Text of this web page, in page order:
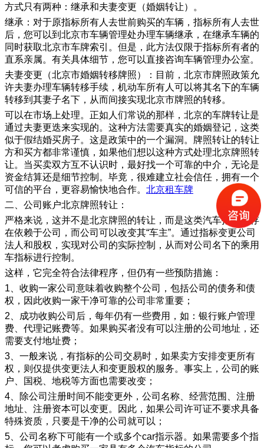
方式只有两种：继承和夫妻变更（婚姻转让）。
继承：对于原指标所有人去世前购买的车辆，指标所有人去世
后，您可以到北京市车辆管理处办理车辆继承，在继承车辆的
同时获取北京市车牌索引。但是，此方法仅限于指标所有者的
直系亲属。有关具体细节，您可以直接咨询车辆管理办公室。
夫妻变更（北京市婚姻转移牌照）：目前，北京市牌照政策允
许夫妻办理车辆转移手续，机动车所有人可以将其名下的车辆
转移到其妻子名下，从而间接实现北京市牌照的转移。
可以在市场上处理。正如人们常说的那样，北京的车牌转让是
通过夫妻更迭来实现的。这种方法需要真实的婚姻登记，这类
似于假结婚买房子。这是政策中的一个漏洞。牌照转让的转让
方和买方都非常谨慎，如果他们想以这种方式处理北京牌照转
让。当买卖双方互不认识时，最好找一个可靠的中介，无论是
资金结算还是细节控制。毕竟，很难建立社会信任，拥有一个
可信的平台，更容易愉快地合作。 北京租车牌
二、公司账户北京牌照转让：
严格来说，这并不是北京牌照的转让，而是这类汽车指标的存
在依赖于公司，而公司可以改变其“车主”。通过指标变更公司
法人和股权，实现对公司的实际控制，从而对公司名下的乘用
车指标进行控制。
这样，它完全符合法律程序，但仍有一些预防措施：
1、收购一家公司意味着收购整个公司，包括公司的债务和债
权，因此收购一家干净可靠的公司非常重要；
2、成功收购公司后，每年仍有一些费用，如：银行账户管理
费、代理记账费等。如果购买者没有可以注册的公司地址，还
需要支付地址费；
3、一般来说，有指标的公司交易时，如果卖方安排变更所有
权，则仅提供变更法人和变更股权的服务。事实上，公司的账
户、国税、地税等方面也需要改变；
4、除公司注册时间不能变更外，公司名称、经营范围、注册
地址、注册资本可以变更。因此，如果公司许可证不要求具备
特殊资质，只要是干净的公司就可以；
5、公司名称下可能有一个或多个car指示器。如果需要多个指